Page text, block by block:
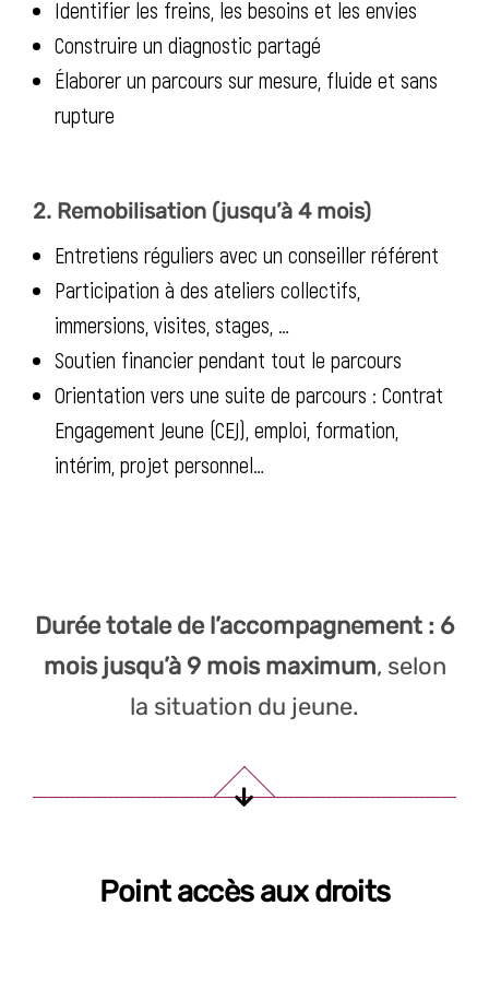
Identifier les freins, les besoins et les envies
Construire un diagnostic partagé
Élaborer un parcours sur mesure, fluide et sans
rupture
2. Remobilisation (jusqu’à 4 mois)
Entretiens réguliers avec un conseiller référent
Participation à des ateliers collectifs,
immersions, visites, stages, …
Soutien financier pendant tout le parcours
Orientation vers une suite de parcours : Contrat
Engagement Jeune (CEJ), emploi, formation,
intérim, projet personnel…
Durée totale de l’accompagnement : 6
mois jusqu’à 9 mois maximum, selon
la situation du jeune.
Point accès aux droits